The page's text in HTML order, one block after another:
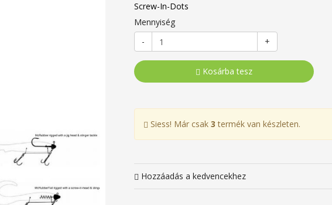
Screw-In-Dots
Mennyiség
-
+
Kosárba tesz
Siess! Már csak 3 termék van készleten.
Hozzáadás a kedvencekhez